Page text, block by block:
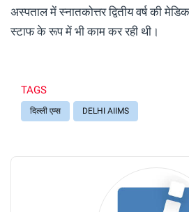
अस्पताल में स्नातकोत्तर द्वितीय वर्ष की
स्टाफ के रूप में भी काम कर रही थी।
TAGS
दिल्ली एम्स DELHI AIIMS